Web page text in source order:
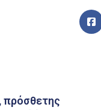
πρόσθετης